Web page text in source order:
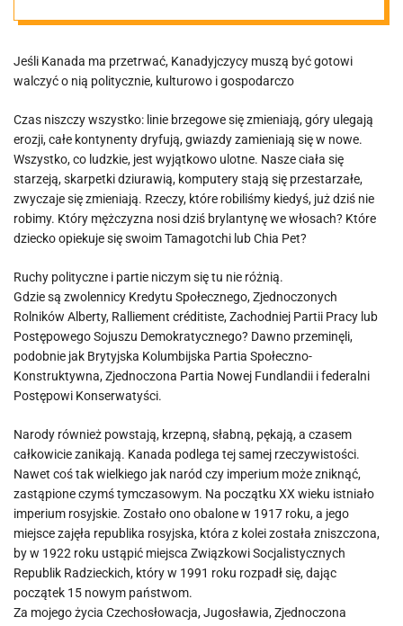
historii
Jeśli Kanada ma przetrwać, Kanadyjczycy muszą być gotowi
walczyć o nią politycznie, kulturowo i gospodarczo
Czas niszczy wszystko: linie brzegowe się zmieniają, góry ulegają
erozji, całe kontynenty dryfują, gwiazdy zamieniają się w nowe.
Wszystko, co ludzkie, jest wyjątkowo ulotne. Nasze ciała się
starzeją, skarpetki dziurawią, komputery stają się przestarzałe,
zwyczaje się zmieniają. Rzeczy, które robiliśmy kiedyś, już dziś nie
robimy. Który mężczyzna nosi dziś brylantynę we włosach? Które
dziecko opiekuje się swoim Tamagotchi lub Chia Pet?
Ruchy polityczne i partie niczym się tu nie różnią.
Gdzie są zwolennicy Kredytu Społecznego, Zjednoczonych
Rolników Alberty, Ralliement créditiste, Zachodniej Partii Pracy lub
Postępowego Sojuszu Demokratycznego? Dawno przeminęli,
podobnie jak Brytyjska Kolumbijska Partia Społeczno-
Konstruktywna, Zjednoczona Partia Nowej Fundlandii i federalni
Postępowi Konserwatyści.
Narody również powstają, krzepną, słabną, pękają, a czasem
całkowicie zanikają. Kanada podlega tej samej rzeczywistości.
Nawet coś tak wielkiego jak naród czy imperium może zniknąć,
zastąpione czymś tymczasowym. Na początku XX wieku istniało
imperium rosyjskie. Zostało ono obalone w 1917 roku, a jego
miejsce zajęła republika rosyjska, która z kolei została zniszczona,
by w 1922 roku ustąpić miejsca Związkowi Socjalistycznych
Republik Radzieckich, który w 1991 roku rozpadł się, dając
początek 15 nowym państwom.
Za mojego życia Czechosłowacja, Jugosławia, Zjednoczona